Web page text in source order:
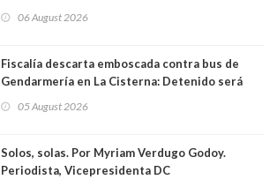
06 August 2026
Fiscalía descarta emboscada contra bus de
Gendarmería en La Cisterna: Detenido será
05 August 2026
Solos, solas. Por Myriam Verdugo Godoy.
Periodista, Vicepresidenta DC